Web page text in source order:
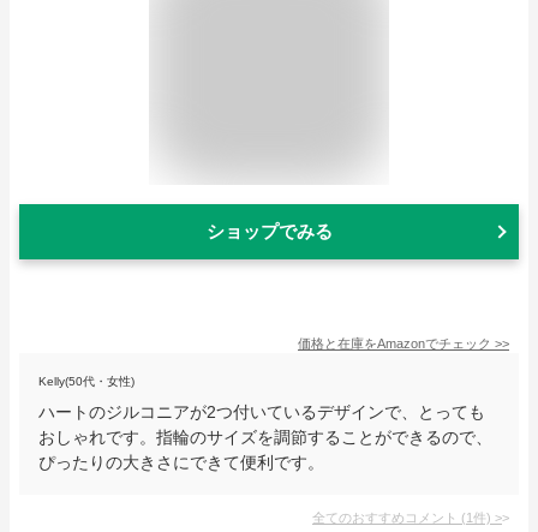
ショップでみる
価格と在庫をAmazonでチェック >>
Kelly(50代・女性)
ハートのジルコニアが2つ付いているデザインで、とっても
おしゃれです。指輪のサイズを調節することができるので、
ぴったりの大きさにできて便利です。
全てのおすすめコメント (1件) >